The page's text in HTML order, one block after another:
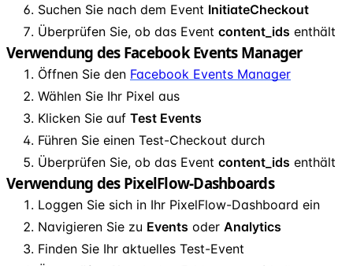
Suchen Sie nach dem Event InitiateCheckout
Überprüfen Sie, ob das Event content ids enthält
Verwendung des Facebook Events Manager
Öffnen Sie den Facebook Events Manager
Wählen Sie Ihr Pixel aus
Klicken Sie auf Test Events
Führen Sie einen Test-Checkout durch
Überprüfen Sie, ob das Event content ids enthält
Verwendung des PixelFlow-Dashboards
Loggen Sie sich in Ihr PixelFlow-Dashboard ein
Navigieren Sie zu Events oder Analytics
Finden Sie Ihr aktuelles Test-Event